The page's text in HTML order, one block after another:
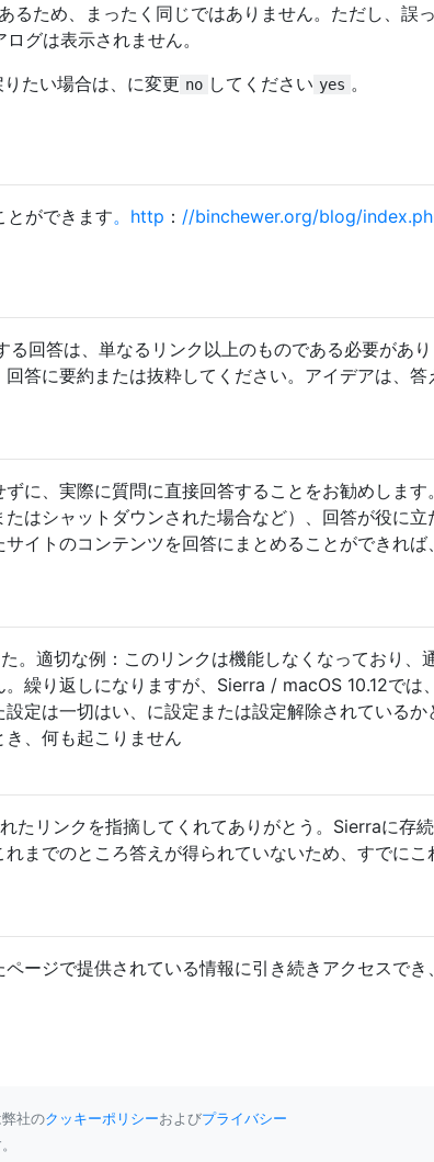
るため、まったく同じではありません。ただし、誤
グは表示されません。
たい場合は、に変更 no してください yes 。
とができます。http ： //binchewer.org/blog/
回答は、単なるリンク以上のものである必要があ
回答に要約または抜粋してください。アイデアは、
に、実際に質問に直接回答することをお勧めしま
はシャットダウンされた場合など）、回答が役に立
サイトのコンテンツを回答にまとめることができれ
。適切な例：このリンクは機能しなくなっており、
。繰り返しになりますが、Sierra / macOS 10.12では
定は一切はい、に設定または設定解除されているか
き、何も起こりません
たリンクを指摘してくれてありがとう。Sierraに存
までのところ答えが得られていないため、すでにこ
ージで提供されている情報に引き続きアクセスで
社のクッキーポリシーおよびプライバシー